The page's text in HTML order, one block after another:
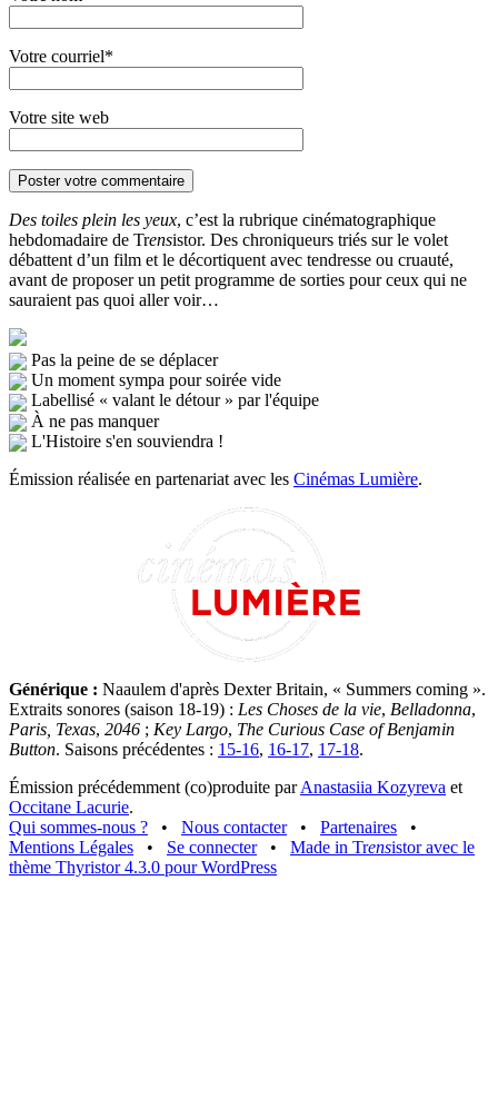
Votre courriel*
Votre site web
Des toiles plein les yeux, c’est la rubrique cinématographique
hebdomadaire de Trensistor. Des chroniqueurs triés sur le volet
débattent d’un film et le décortiquent avec tendresse ou cruauté,
avant de proposer un petit programme de sorties pour ceux qui ne
sauraient pas quoi aller voir…
Pas la peine de se déplacer
Un moment sympa pour soirée vide
Labellisé « valant le détour » par l'équipe
À ne pas manquer
L'Histoire s'en souviendra !
Émission réalisée en partenariat avec les Cinémas Lumière.
Générique : Naaulem d'après Dexter Britain, « Summers coming ».
Extraits sonores (saison 18-19) : Les Choses de la vie, Belladonna,
Paris, Texas, 2046 ; Key Largo, The Curious Case of Benjamin
Button. Saisons précédentes : 15-16, 16-17, 17-18.
Émission précédemment (co)produite parAnastasiia Kozyreva et
Occitane Lacurie.
Qui sommes-nous ?
• Nous contacter • Partenaires
•
Mentions Légales
• Se connecter • Made in Trensistor avec le
thème Thyristor 4.3.0 pour WordPress